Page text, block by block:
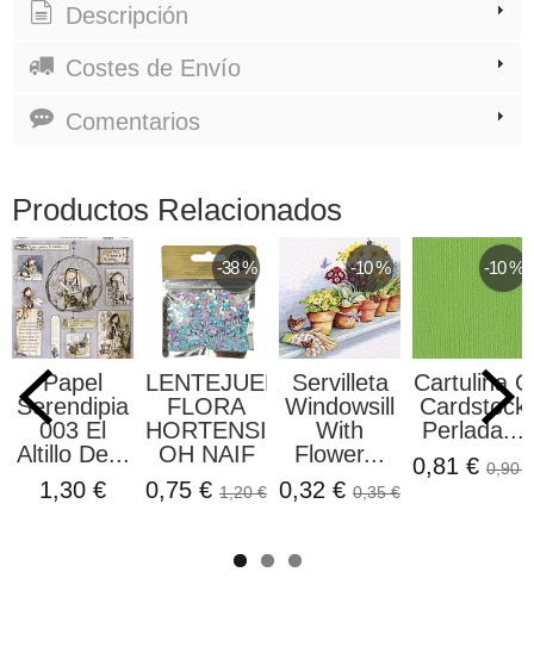
Descripción
Costes de Envío
Comentarios
Productos Relacionados
Papel
Serendipia
003 El
Altillo De...
1,30 €
-38 %
LENTEJUELAS
FLORA
HORTENSIA
OH NAIF
0,75 € 1,20 €
-10 %
Servilleta
Windowsill
With
Flower...
0,32 € 0,35 €
-10 %
Cartulina O
Cardstock
Perlada...
0,81 € 0,90 €